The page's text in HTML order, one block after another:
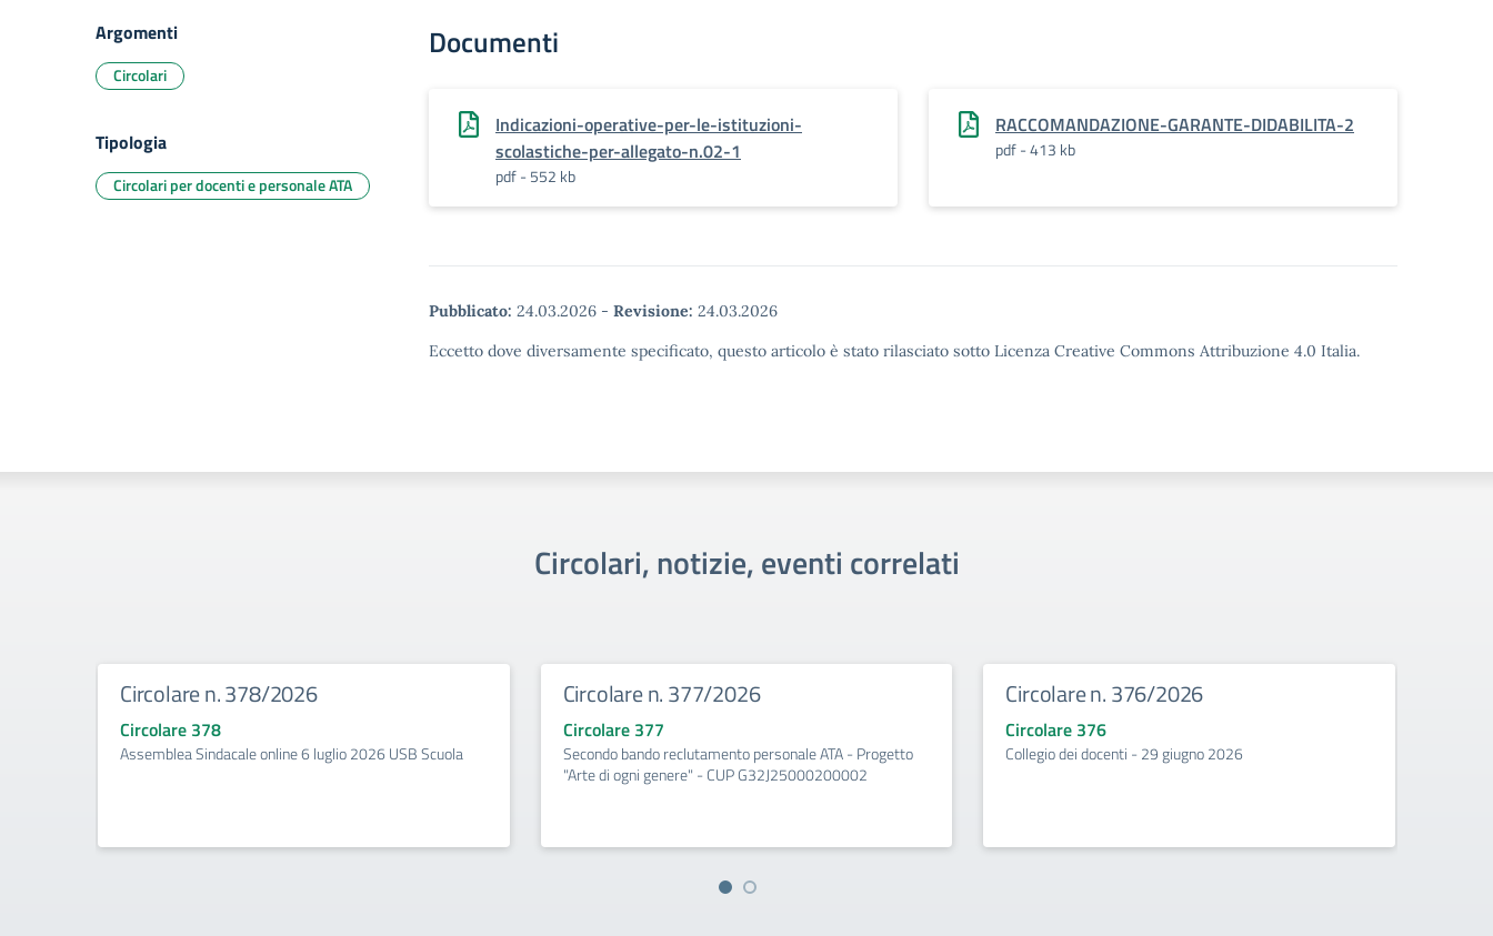
Documenti
Indicazioni-operative-per-le-istituzioni-
scolastiche-per-allegato-n.02-1
pdf - 552 kb
RACCOMANDAZIONE-GARANTE-DIDABILITA-2
pdf - 413 kb
Pubblicato: 24.03.2026 - Revisione: 24.03.2026
Eccetto dove diversamente specificato, questo articolo è stato rilasciato sotto Licenza Creative Commons Attribuzione 4.0 Italia.
Argomenti
Circolari
Tipologia
Circolari per docenti e personale ATA
Circolari, notizie, eventi correlati
Circolare n. 378/2026
Circolare 378
Assemblea Sindacale online 6 luglio 2026 USB Scuola
Circolare n. 377/2026
Circolare 377
Secondo bando reclutamento personale ATA - Progetto
"Arte di ogni genere" - CUP G32J25000200002
Circolare n. 376/2026
Circolare 376
Collegio dei docenti - 29 giugno 2026